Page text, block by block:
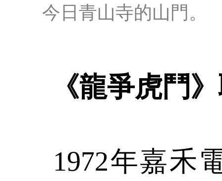
今日青山寺的山門。
《龍爭虎鬥
1972年嘉禾